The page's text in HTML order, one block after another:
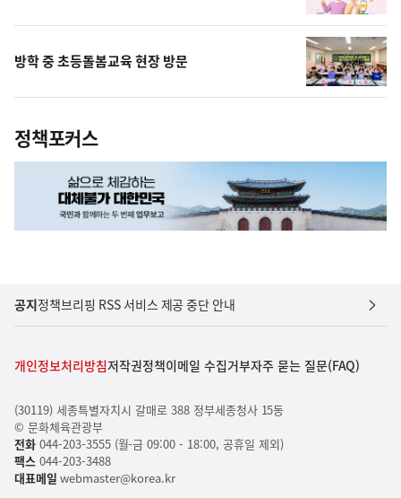
방학 중 초등돌봄교육 현장 방문
정책포커스
공지정책브리핑 RSS 서비스 제공 중단 안내
개인정보처리방침저작권정책이메일 수집거부자주 묻는 질문(FAQ)
(30119) 세종특별자치시 갈매로 388 정부세종청사 15동
© 문화체육관광부
전화044-203-3555 (월-금 09:00 - 18:00, 공휴일 제외)
팩스 044-203-3488
대표메일 webmaster@korea.kr